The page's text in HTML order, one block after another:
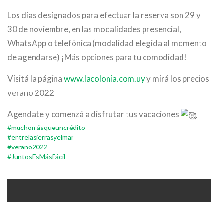
Los días designados para efectuar la reserva son 29 y
30 de noviembre, en las modalidades presencial,
WhatsApp o telefónica (modalidad elegida al momento
de agendarse) ¡Más opciones para tu comodidad!
Visitá la páginawww.lacolonia.com.uyy mirá los precios
verano 2022
Agendate y comenzá a disfrutar tus vacaciones
#muchomásqueuncrédito
#entrelasierrasyelmar
#verano2022
#JuntosEsMásFácil